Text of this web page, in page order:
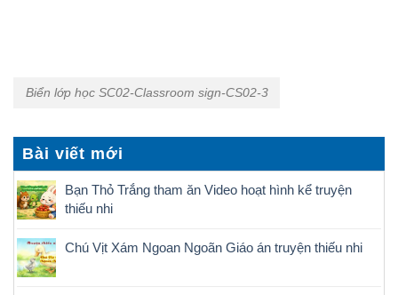
Biển lớp học SC02-Classroom sign-CS02-3
Bài viết mới
Bạn Thỏ Trắng tham ăn Video hoạt hình kể truyện
thiếu nhi
Chú Vịt Xám Ngoan Ngoãn Giáo án truyện thiếu nhi